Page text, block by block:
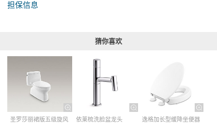
担保信息
猜你喜欢
圣罗莎丽裙版五级旋风
依莱梳洗脸盆龙头
逸格加长型缓降坐便器